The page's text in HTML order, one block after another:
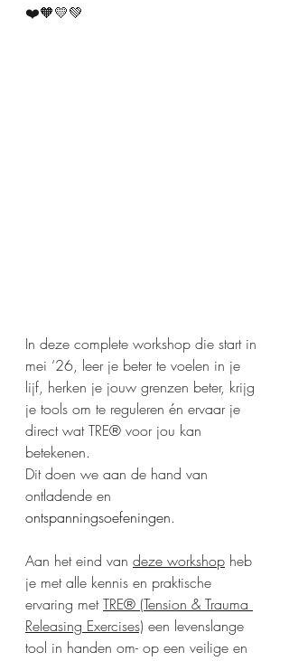
❤️🧡💛💚
In deze complete workshop die start in
mei ‘26, leer je beter te voelen in je
lijf, herken je jouw grenzen beter, krijg
je tools om te reguleren én ervaar je
direct wat TRE® voor jou kan
betekenen.
Dit doen we aan de hand van
ontladende en
ontspanningsoefeningen.
Aan het eind van deze workshop heb
je met alle kennis en praktische
ervaring met TRE® (Tension & Trauma
Releasing Exercises) een levenslange
tool in handen om- op een veilige en